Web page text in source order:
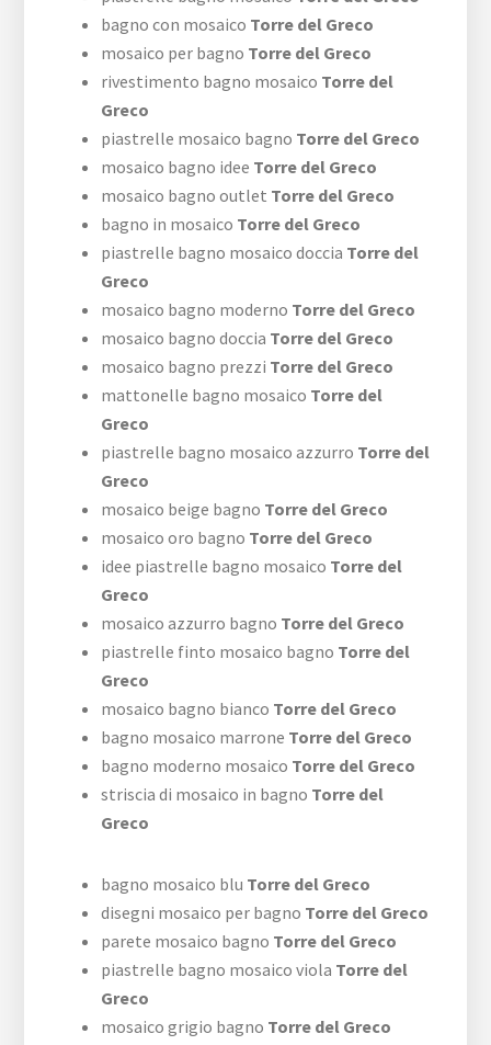
bagno con mosaico Torre del Greco
mosaico per bagno Torre del Greco
rivestimento bagno mosaico Torre del
Greco
piastrelle mosaico bagno Torre del Greco
mosaico bagno idee Torre del Greco
mosaico bagno outlet Torre del Greco
bagno in mosaico Torre del Greco
piastrelle bagno mosaico doccia Torre del
Greco
mosaico bagno moderno Torre del Greco
mosaico bagno doccia Torre del Greco
mosaico bagno prezzi Torre del Greco
mattonelle bagno mosaico Torre del
Greco
piastrelle bagno mosaico azzurro Torre del
Greco
mosaico beige bagno Torre del Greco
mosaico oro bagno Torre del Greco
idee piastrelle bagno mosaico Torre del
Greco
mosaico azzurro bagno Torre del Greco
piastrelle finto mosaico bagno Torre del
Greco
mosaico bagno bianco Torre del Greco
bagno mosaico marrone Torre del Greco
bagno moderno mosaico Torre del Greco
striscia di mosaico in bagno Torre del
Greco
bagno mosaico blu Torre del Greco
disegni mosaico per bagno Torre del Greco
parete mosaico bagno Torre del Greco
piastrelle bagno mosaico viola Torre del
Greco
mosaico grigio bagno Torre del Greco